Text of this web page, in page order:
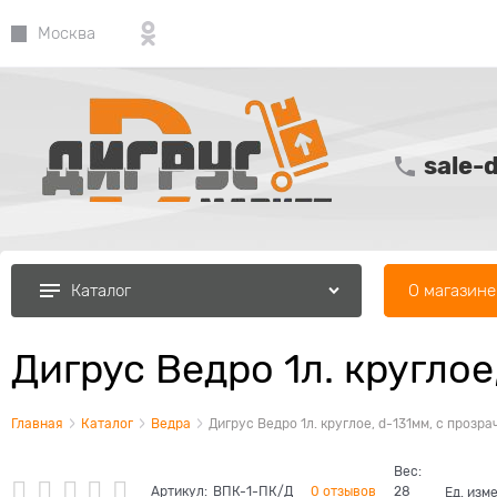
Москва
sale-
Каталог О магазине
Дигрус Ведро 1л.
Главная Каталог Ведра Дигрус Ведро 1л. круглое, d-131мм, с
Артикул: ВПК-1-ПК/Д 0 отзывов
Вес:
28
Ед.